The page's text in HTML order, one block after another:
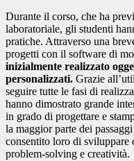
Durante il corso, che ha
laboratoriale, gli studenti
pratiche. Attraverso una
progetti con il software di
inizialmente realizzato
personalizzati. Grazie
seguire tutte le fasi di
hanno dimostrato grande
in grado di progettare e
la maggior parte dei
consentito loro di sviluppare
problem-solving e creatività.